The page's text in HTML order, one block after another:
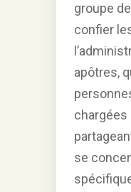
groupe
confier
apôtres,
chargées
se